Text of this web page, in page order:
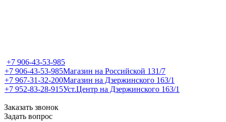
+7 906-43-53-985
+7 906-43-53-985Магазин на Российской 131/7
+7 967-31-32-200Магазин на Дзержинского 163/1
+7 952-83-28-915Уст.Центр на Дзержинского 163/1
Заказать звонок
Задать вопрос